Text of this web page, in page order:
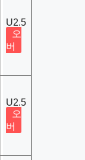
U2.5
오
버
U2.5
오
버